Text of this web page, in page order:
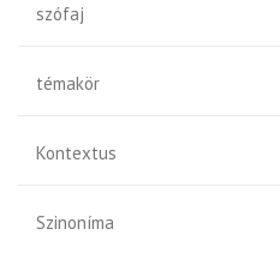
szófaj
témakör
Kontextus
Szinoníma